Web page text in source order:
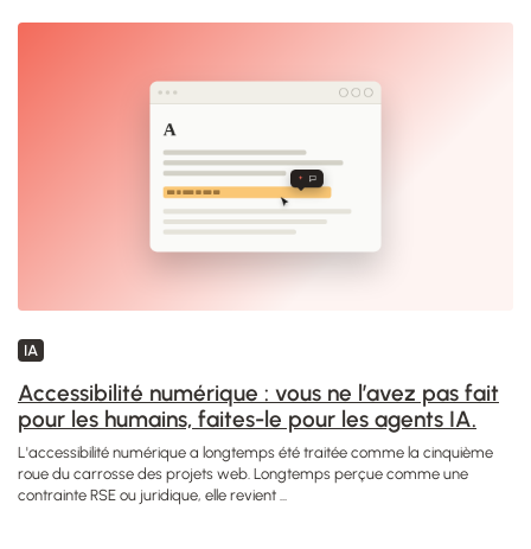
IA
Accessibilité numérique : vous ne l’avez pas fait
pour les humains, faites-le pour les agents IA.
L'accessibilité numérique a longtemps été traitée comme la cinquième
roue du carrosse des projets web. Longtemps perçue comme une
contrainte RSE ou juridique, elle revient ...